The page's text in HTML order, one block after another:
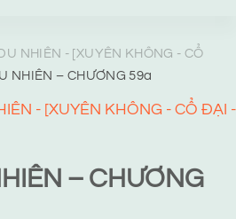
NHIÊN - [XUYÊN KHÔNG - CỔ
NHIÊN – CHƯƠNG 59a
- [XUYÊN KHÔNG - CỔ ĐẠI -
– CHƯƠNG